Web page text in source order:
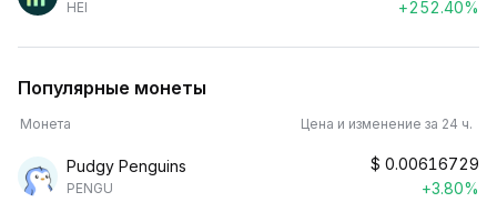
HEI
+252.40%
Популярные монеты
Монета Цена и изменение за 24 ч.
Pudgy Penguins
PENGU
$ 0.00616729
+3.80%